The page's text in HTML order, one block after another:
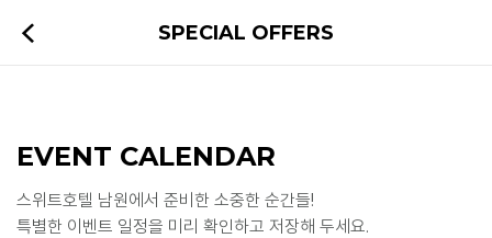
SPECIAL OFFERS
EVENT CALENDAR
스위트호텔 남원에서 준비한 소중한 순간들!
특별한 이벤트 일정을 미리 확인하고 저장해 두세요.